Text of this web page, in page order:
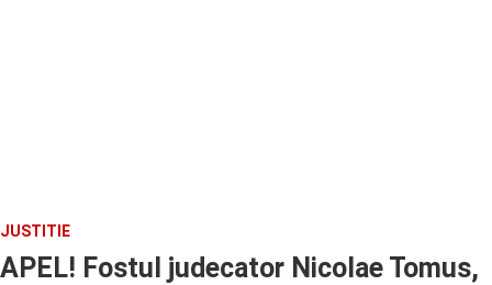
JUSTITIE
APEL! Fostul judecator Nicolae Tomus,